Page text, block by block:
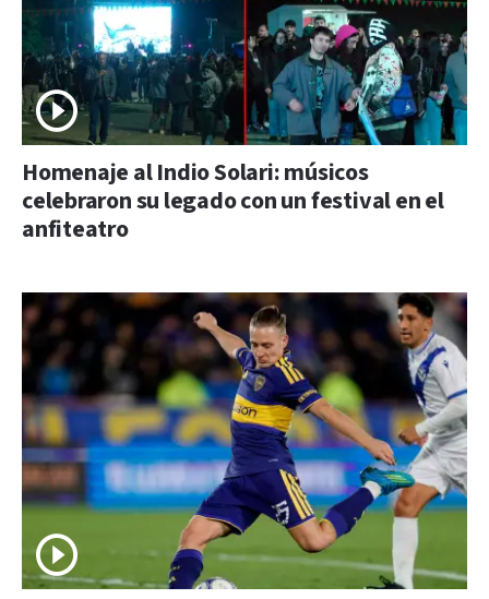
Homenaje al Indio Solari: músicos
celebraron su legado con un festival en el
anfiteatro